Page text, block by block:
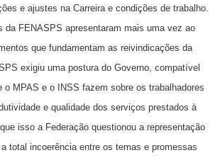
e ajustes na Carreira e condições de trabalho.
da FENASPS apresentaram mais uma vez ao
que fundamentam as reivindicações da
exigiu uma postura do Governo, compatível
o MPAS e o INSS fazem sobre os trabalhadores
e qualidade dos serviços prestados à
isso a Federação questionou a representação
total incoerência entre os temas e promessas